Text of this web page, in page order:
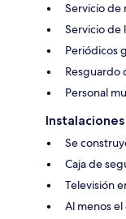
Servicio de
Servicio de
Periódicos
Resguardo
Personal
Instalaciones
Se
Caja de
Televisión
Al menos el